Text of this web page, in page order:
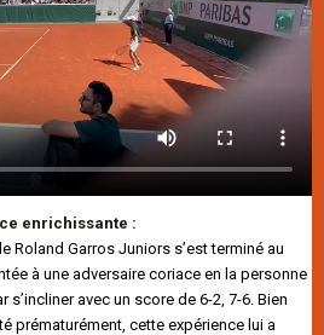
enrichissante :
Roland Garros Juniors s’est terminé au
à une adversaire coriace en la personne
s’incliner avec un score de 6-2, 7-6. Bien
prématurément, cette expérience lui a